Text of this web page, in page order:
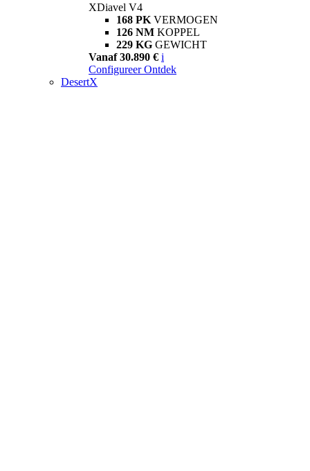
XDiavel V4
168 PK VERMOGEN
126 NM KOPPEL
229 KG GEWICHT
Vanaf 30.890 € i
Configureer Ontdek
DesertX